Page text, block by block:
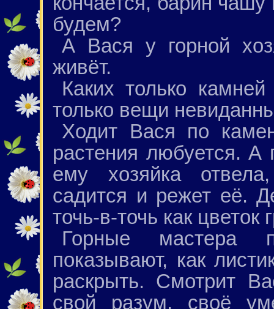
будем?
А Вася у горной
живёт.
Каких только
только вещи
Ходит Вася по
растения любуется. А
ему хозяйка
садится и режет её.
точь-в-точь как цветок
Горные мастера
показывают, как
раскрыть. Смотрит
свой разум, своё